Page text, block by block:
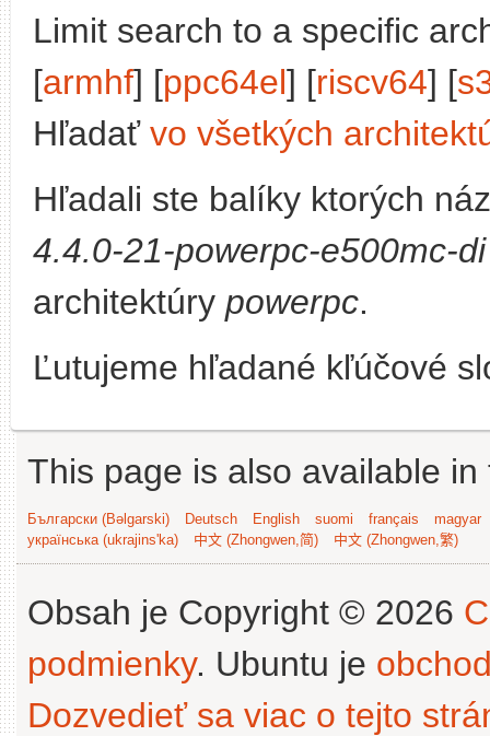
Limit search to a specific
[armhf] [ppc64el] [riscv64] [
Hľadať vo všetkých
Hľadali ste balíky ktorých
4.4.0-21-powerpc-e500mc-di
architektúry powerpc.
Ľutujeme hľadané kľúčové
This page is also available
Български (Bəlgarski) Deutsch English suomi français
magyar
українська (ukrajins'ka)
中文 (Zhongwen,简) 中文 (Zhongwen,繁)
Obsah je Copyright © 2026
podmienky. Ubuntu je
Dozvedieť sa viac o tejto